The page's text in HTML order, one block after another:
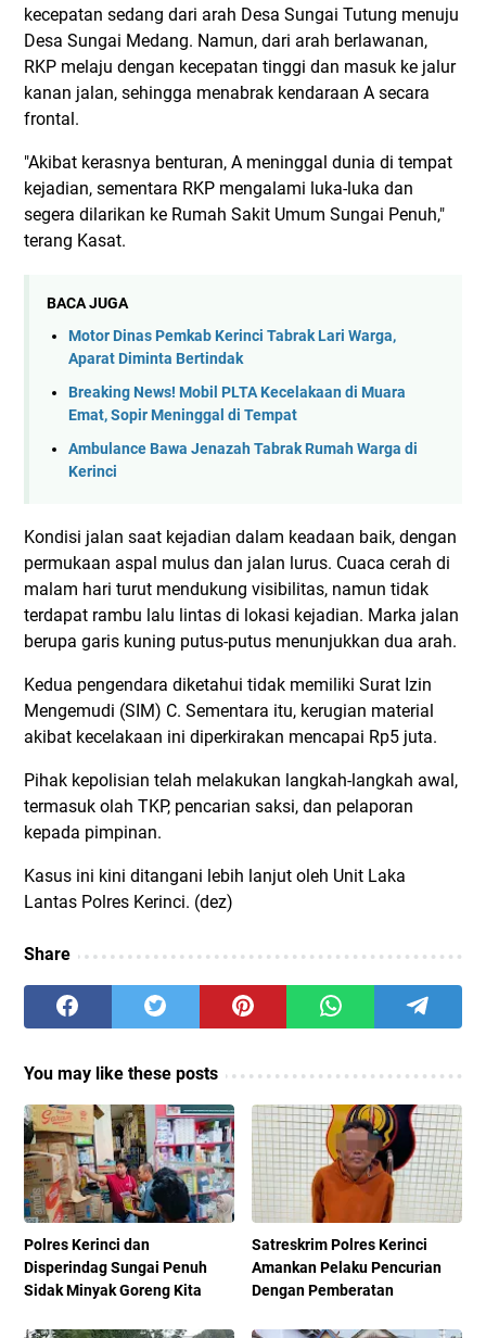
kecepatan sedang dari arah Desa Sungai Tutung menuju
Desa Sungai Medang. Namun, dari arah berlawanan,
RKP melaju dengan kecepatan tinggi dan masuk ke jalur
kanan jalan, sehingga menabrak kendaraan A secara
frontal.
"Akibat kerasnya benturan, A meninggal dunia di tempat
kejadian, sementara RKP mengalami luka-luka dan
segera dilarikan ke Rumah Sakit Umum Sungai Penuh,"
terang Kasat.
BACA JUGA
Motor Dinas Pemkab Kerinci Tabrak Lari Warga,
Aparat Diminta Bertindak
Breaking News! Mobil PLTA Kecelakaan di Muara
Emat, Sopir Meninggal di Tempat
Ambulance Bawa Jenazah Tabrak Rumah Warga di
Kerinci
Kondisi jalan saat kejadian dalam keadaan baik, dengan
permukaan aspal mulus dan jalan lurus. Cuaca cerah di
malam hari turut mendukung visibilitas, namun tidak
terdapat rambu lalu lintas di lokasi kejadian. Marka jalan
berupa garis kuning putus-putus menunjukkan dua arah.
Kedua pengendara diketahui tidak memiliki Surat Izin
Mengemudi (SIM) C. Sementara itu, kerugian material
akibat kecelakaan ini diperkirakan mencapai Rp5 juta.
Pihak kepolisian telah melakukan langkah-langkah awal,
termasuk olah TKP, pencarian saksi, dan pelaporan
kepada pimpinan.
Kasus ini kini ditangani lebih lanjut oleh Unit Laka
Lantas Polres Kerinci. (dez)
Share
You may like these posts
Polres Kerinci dan
Disperindag Sungai Penuh
Sidak Minyak Goreng Kita
Satreskrim Polres Kerinci
Amankan Pelaku Pencurian
Dengan Pemberatan